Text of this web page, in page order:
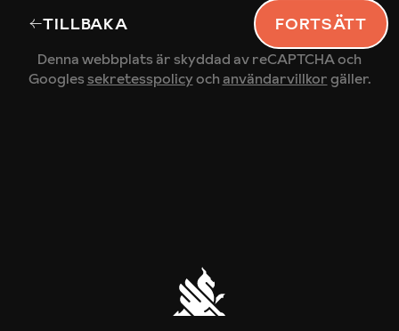
TILLBAKA FORTSÄTT
Denna webbplats är skyddad av reCAPTCHA och
Googlessekretesspolicyoch användarvillkorgäller.